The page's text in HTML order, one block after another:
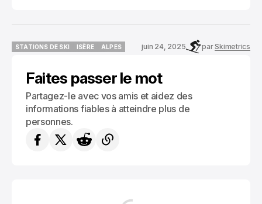
STATIONS DE SKI
ISÈRE
ALPES
juin 24, 2025 parSkimetrics
Faites passer le mot
Partagez-le avec vos amis et aidez des
informations fiables à atteindre plus de
personnes.